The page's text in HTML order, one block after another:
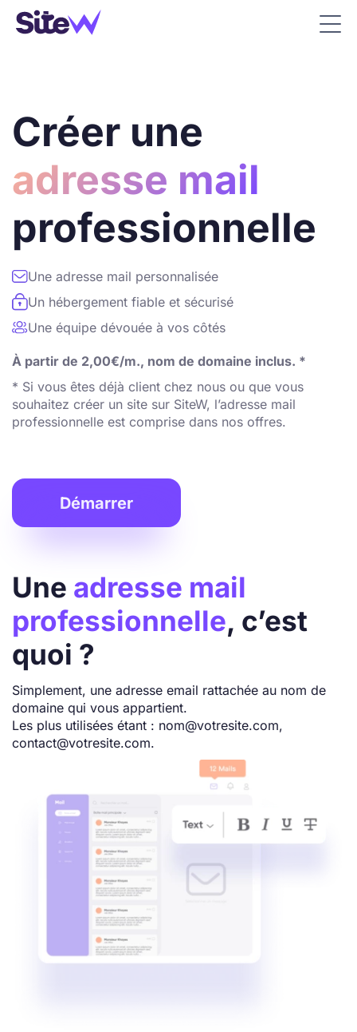
Créer une
adresse mail
professionnelle
Une adresse mail personnalisée
Un hébergement fiable et sécurisé
Une équipe dévouée à vos côtés
À partir de 2,00€/m., nom de domaine inclus. *
* Si vous êtes déjà client chez nous ou que vous
souhaitez créer un site sur SiteW, l’adresse mail
professionnelle est comprise dans nos offres.
Démarrer
Une adresse mail
professionnelle, c’est
quoi ?
Simplement, une adresse email rattachée au nom de
domaine qui vous appartient.
Les plus utilisées étant : nom@votresite.com,
contact@votresite.com.